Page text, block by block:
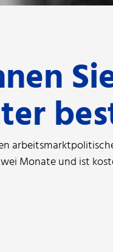
Monate und ist